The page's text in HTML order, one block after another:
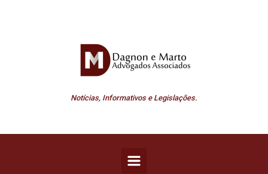
Notícias, Informativos e Legislações.